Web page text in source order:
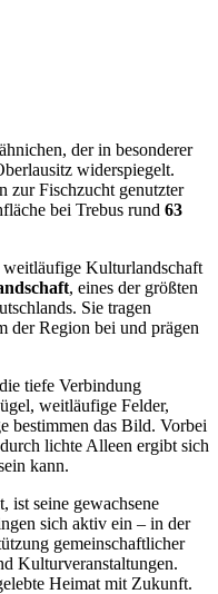
der in besonderer
widerspiegelt.
zur Fischzucht genutzter
bei Trebus rund 63
weitläufige Kulturlandschaft
, eines der größten
Sie tragen
der Region bei und prägen
tiefe Verbindung
weitläufige Felder,
bestimmen das Bild. Vorbei
lichte Alleen ergibt sich
kann.
ist seine gewachsene
sich aktiv ein – in der
gemeinschaftlicher
Kulturveranstaltungen.
Heimat mit Zukunft.